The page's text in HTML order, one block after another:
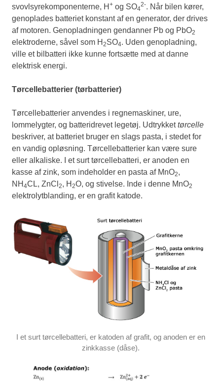
svovlsyrekomponenterne, H + og SO4
2-. Når bilen kører,
genoplades batteriet konstant af en generator, der drives
af motoren. Genopladningen gendanner Pb og PbO2
elektroderne, såvel som H 2SO4. Uden genopladning,
ville et bilbatteri ikke kunne fortsætte med at danne
elektrisk energi.
Tørcellebatterier (tørbatterier)
Tørcellebatterier anvendes i regnemaskiner, ure,
lommelygter, og batteridrevet legetøj. Udtrykkettørcelle
beskriver, at batteriet bruger en slags pasta, i stedet for
en vandig opløsning. Tørcellebatterier kan være sure
eller alkaliske. I et surt tørcellebatteri, er anoden en
kasse af zink, som indeholder en pasta af MnO2,
NH 4CL, ZnCl 2, H 2O, og stivelse. Inde i denne MnO2
elektrolytblanding, er en grafit katode.
I et surt tørcellebatteri, er katoden af grafit, og anoden er en
zinkkasse (dåse).